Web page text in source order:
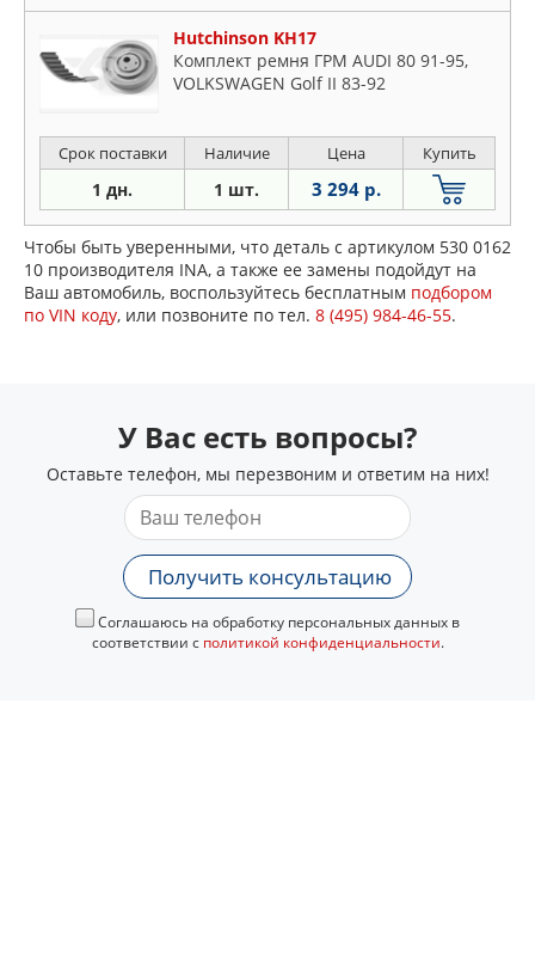
Hutchinson KH17
Комплект ремня ГРМ AUDI 80 91-95,
VOLKSWAGEN Golf II 83-92
Срок поставки Наличие Цена Купить
1 дн. 1 шт. 3 294 р.
Чтобы быть уверенными, что деталь с артикулом 530 0162
10 производителя INA, а также ее замены подойдут на
Ваш автомобиль, воспользуйтесь бесплатным подбором
по VIN коду, или позвоните по тел. 8 (495) 984-46-55.
У Вас есть вопросы?
Оставьте телефон, мы перезвоним и ответим на них!
Получить консультацию
Соглашаюсь на обработку персональных данных в
соответствии с политикой конфиденциальности.